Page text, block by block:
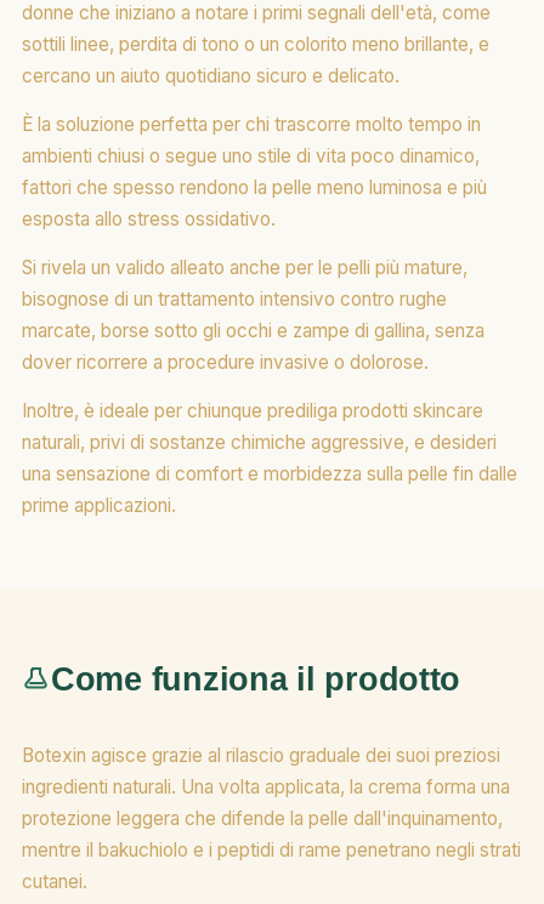
donne che iniziano a notare i primi segnali dell'età, come
sottili linee, perdita di tono o un colorito meno brillante, e
cercano un aiuto quotidiano sicuro e delicato.
È la soluzione perfetta per chi trascorre molto tempo in
ambienti chiusi o segue uno stile di vita poco dinamico,
fattori che spesso rendono la pelle meno luminosa e più
esposta allo stress ossidativo.
Si rivela un valido alleato anche per le pelli più mature,
bisognose di un trattamento intensivo contro rughe
marcate, borse sotto gli occhi e zampe di gallina, senza
dover ricorrere a procedure invasive o dolorose.
Inoltre, è ideale per chiunque prediliga prodotti skincare
naturali, privi di sostanze chimiche aggressive, e desideri
una sensazione di comfort e morbidezza sulla pelle fin dalle
prime applicazioni.
Come funziona il prodotto
Botexin agisce grazie al rilascio graduale dei suoi preziosi
ingredienti naturali. Una volta applicata, la crema forma una
protezione leggera che difende la pelle dall'inquinamento,
mentre il bakuchiolo e i peptidi di rame penetrano negli strati
cutanei.